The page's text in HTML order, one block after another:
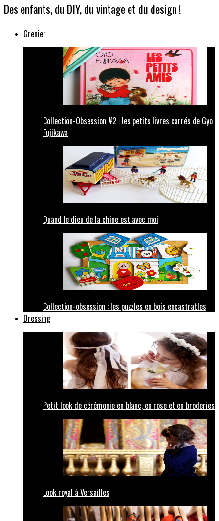
Des enfants, du DIY, du vintage et du design !
Grenier
Collection-Obsession #2 : les petits livres carrés de Gyo
Fujikawa
Quand le dieu de la chine est avec moi
Collection-obsession : les puzzles en bois encastrables
Dressing
Petit look de cérémonie en blanc, en rose et en broderies
Look royal à Versailles